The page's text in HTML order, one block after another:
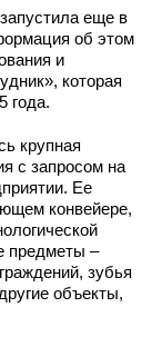
еще в
об этом
и
которая
года.
крупная
с запросом на
Ее
конвейере,
предметы –
зубья
объекты,